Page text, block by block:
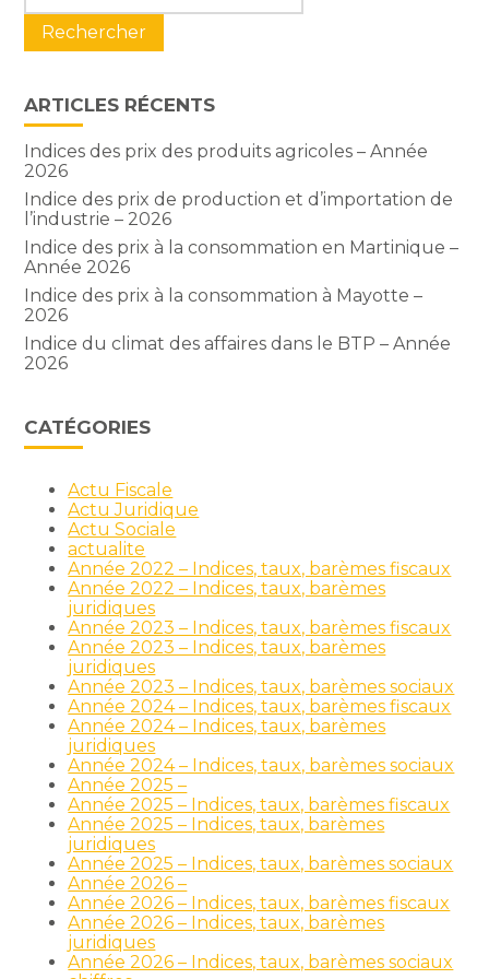
sidebar
ARTICLES RÉCENTS
Indices des prix des produits agricoles – Année
2026
Indice des prix de production et d’importation de
l’industrie – 2026
Indice des prix à la consommation en Martinique –
Année 2026
Indice des prix à la consommation à Mayotte –
2026
Indice du climat des affaires dans le BTP – Année
2026
CATÉGORIES
Actu Fiscale
Actu Juridique
Actu Sociale
actualite
Année 2022 – Indices, taux, barèmes fiscaux
Année 2022 – Indices, taux, barèmes
juridiques
Année 2023 – Indices, taux, barèmes fiscaux
Année 2023 – Indices, taux, barèmes
juridiques
Année 2023 – Indices, taux, barèmes sociaux
Année 2024 – Indices, taux, barèmes fiscaux
Année 2024 – Indices, taux, barèmes
juridiques
Année 2024 – Indices, taux, barèmes sociaux
Année 2025 –
Année 2025 – Indices, taux, barèmes fiscaux
Année 2025 – Indices, taux, barèmes
juridiques
Année 2025 – Indices, taux, barèmes sociaux
Année 2026 –
Année 2026 – Indices, taux, barèmes fiscaux
Année 2026 – Indices, taux, barèmes
juridiques
Année 2026 – Indices, taux, barèmes sociaux